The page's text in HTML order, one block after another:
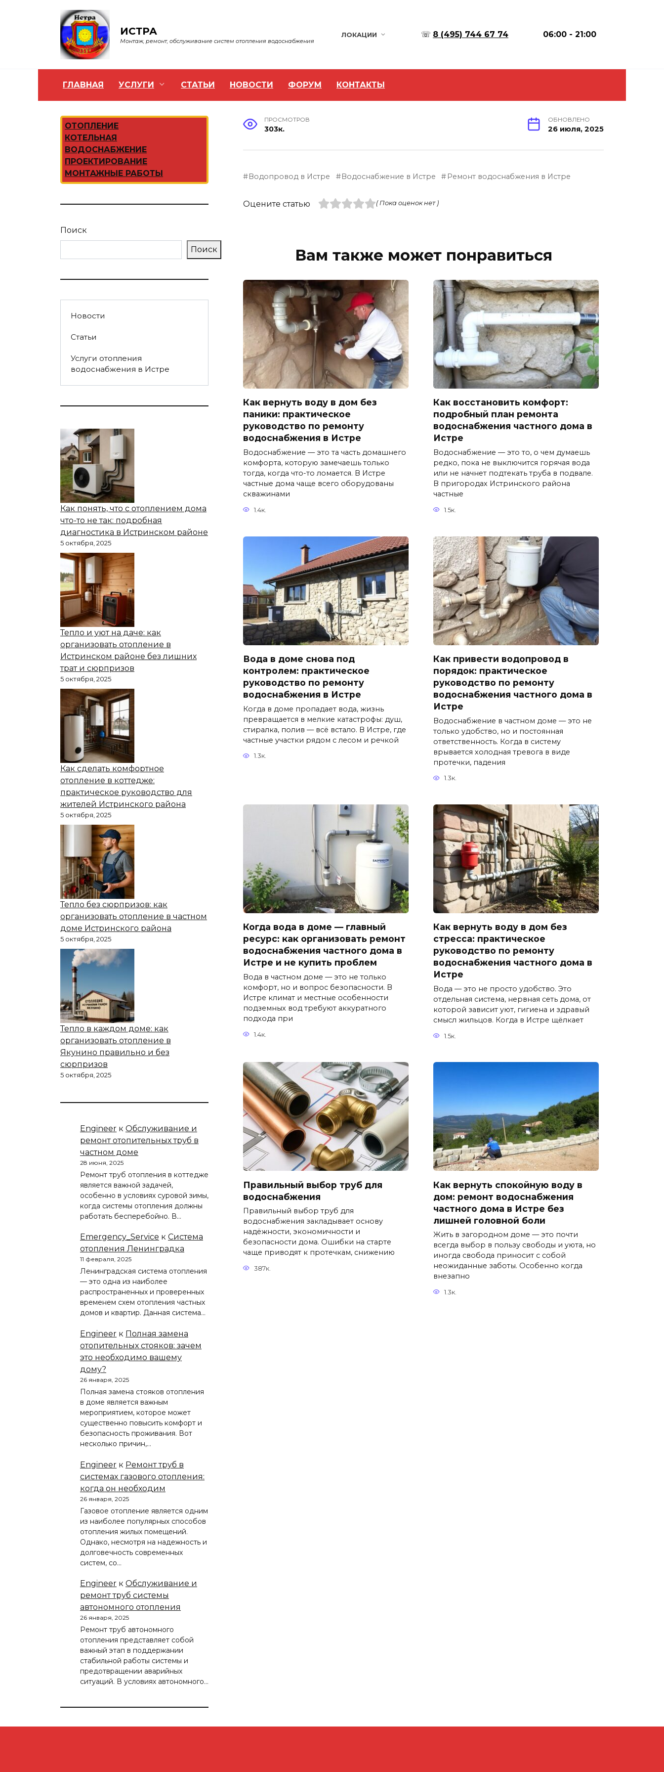
ИСТРА
Монтаж, ремонт, обслуживание систем отопления водоснабжения
ЛОКАЦИИ ☏ 8 (495) 744 67 74 06:00 - 21:00
ГЛАВНАЯ УСЛУГИ СТАТЬИ НОВОСТИ ФОРУМ КОНТАКТЫ
ПРОСМОТРОВ
303к.
ОБНОВЛЕНО
26 июля, 2025
Водопровод в Истре Водоснабжение в Истре Ремонт водоснабжения в Истре
Оцените статью ( Пока оценок нет )
Вам также может понравиться
Как вернуть воду в дом без
паники: практическое
руководство по ремонту
водоснабжения в Истре
Водоснабжение — это та часть домашнего
комфорта, которую замечаешь только
тогда, когда что-то ломается. В Истре
частные дома чаще всего оборудованы
скважинами
1.4к.
Как восстановить комфорт:
подробный план ремонта
водоснабжения частного дома в
Истре
Водоснабжение — это то, о чем думаешь
редко, пока не выключится горячая вода
или не начнет подтекать труба в подвале.
В пригородах Истринского района
частные
1.5к.
Вода в доме снова под
контролем: практическое
руководство по ремонту
водоснабжения в Истре
Когда в доме пропадает вода, жизнь
превращается в мелкие катастрофы: душ,
стиралка, полив — всё встало. В Истре, где
частные участки рядом с лесом и речкой
1.3к.
Как привести водопровод в
порядок: практическое
руководство по ремонту
водоснабжения частного дома в
Истре
Водоснабжение в частном доме — это не
только удобство, но и постоянная
ответственность. Когда в систему
врывается холодная тревога в виде
протечки, падения
1.3к.
Когда вода в доме — главный
ресурс: как организовать ремонт
водоснабжения частного дома в
Истре и не купить проблем
Вода в частном доме — это не только
комфорт, но и вопрос безопасности. В
Истре климат и местные особенности
подземных вод требуют аккуратного
подхода при
1.4к.
Как вернуть воду в дом без
стресса: практическое
руководство по ремонту
водоснабжения частного дома в
Истре
Вода — это не просто удобство. Это
отдельная система, нервная сеть дома, от
которой зависит уют, гигиена и здравый
смысл жильцов. Когда в Истре щёлкает
1.5к.
Правильный выбор труб для
водоснабжения
Правильный выбор труб для
водоснабжения закладывает основу
надёжности, экономичности и
безопасности дома. Ошибки на старте
чаще приводят к протечкам, снижению
387к.
Как вернуть спокойную воду в
дом: ремонт водоснабжения
частного дома в Истре без
лишней головной боли
Жить в загородном доме — это почти
всегда выбор в пользу свободы и уюта, но
иногда свобода приносит с собой
неожиданные заботы. Особенно когда
внезапно
1.3к.
ОТОПЛЕНИЕ
КОТЕЛЬНАЯ
ВОДОСНАБЖЕНИЕ
ПРОЕКТИРОВАНИЕ
МОНТАЖНЫЕ РАБОТЫ
Поиск
Поиск
Новости
Статьи
Услуги отопления
водоснабжения в Истре
Как понять, что с отоплением дома
что-то не так: подробная
диагностика в Истринском районе
5 октября, 2025
Тепло и уют на даче: как
организовать отопление в
Истринском районе без лишних
трат и сюрпризов
5 октября, 2025
Как сделать комфортное
отопление в коттедже:
практическое руководство для
жителей Истринского района
5 октября, 2025
Тепло без сюрпризов: как
организовать отопление в частном
доме Истринского района
5 октября, 2025
Тепло в каждом доме: как
организовать отопление в
Якунино правильно и без
сюрпризов
5 октября, 2025
Engineer к Обслуживание и
ремонт отопительных труб в
частном доме
28 июня, 2025
Ремонт труб отопления в коттедже
является важной задачей,
особенно в условиях суровой зимы,
когда системы отопления должны
работать бесперебойно. В…
Emergency_Service к Система
отопления Ленинградка
11 февраля, 2025
Ленинградская система отопления
— это одна из наиболее
распространенных и проверенных
временем схем отопления частных
домов и квартир. Данная система…
Engineer к Полная замена
отопительных стояков: зачем
это необходимо вашему
дому?
26 января, 2025
Полная замена стояков отопления
в доме является важным
мероприятием, которое может
существенно повысить комфорт и
безопасность проживания. Вот
несколько причин,…
Engineer к Ремонт труб в
системах газового отопления:
когда он необходим
26 января, 2025
Газовое отопление является одним
из наиболее популярных способов
отопления жилых помещений.
Однако, несмотря на надежность и
долговечность современных
систем, со…
Engineer к Обслуживание и
ремонт труб системы
автономного отопления
26 января, 2025
Ремонт труб автономного
отопления представляет собой
важный этап в поддержании
стабильной работы системы и
предотвращении аварийных
ситуаций. В условиях автономного…